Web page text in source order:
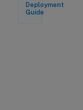
Deployment
Guide